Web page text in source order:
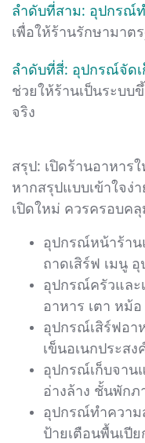
ลำดับที่สาม: อุปกรณ์
เพื่อให้ร้านรักษามาต
ลำดับที่สี่: อุปกรณ์จัด
ช่วยให้ร้านเป็นระบบ
จริง
สรุป: เปิดร้านอาหาร
หากสรุปแบบเข้าใจง่
เปิดใหม่ ควรครอบค
อุปกรณ์หน้าร้าน
ถาดเสิร์ฟ เมนู
อุปกรณ์ครัวและ
อาหาร เตา หม้
อุปกรณ์เสิร์ฟอา
เข็นอเนกประสง
อุปกรณ์เก็บจาน
อ่างล้าง ชั้นพักภ
อุปกรณ์ทำความ
ป้ายเตือนพื้นเปีย